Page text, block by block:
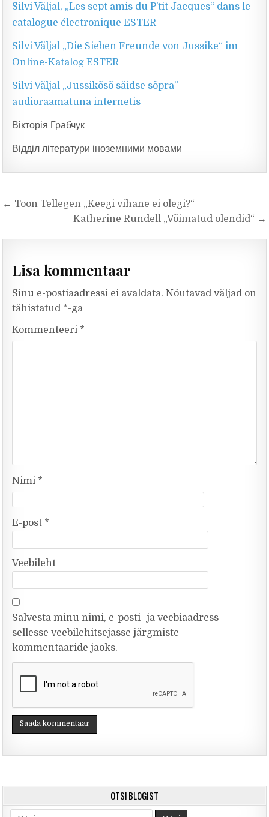
Silvi Väljal, „Les sept amis du P’tit Jacques“ dans le
catalogue électronique ESTER
Silvi Väljal „Die Sieben Freunde von Jussike“ im
Online-Katalog ESTER
Silvi Väljal „Jussikõsõ säidse sõpra”
audioraamatuna internetis
Вікторія Грабчук
Відділ літератури іноземними мовами
Navigeerimine
← Toon Tellegen „Keegi vihane ei olegi?“
Katherine Rundell „Võimatud olendid“ →
Lisa kommentaar
Sinu e-postiaadressi ei avaldata. Nõutavad väljad on
tähistatud *-ga
Kommenteeri *
Nimi *
E-post *
Veebileht
Salvesta minu nimi, e-posti- ja veebiaadress
sellesse veebilehitsejasse järgmiste
kommentaaride jaoks.
OTSI BLOGIST